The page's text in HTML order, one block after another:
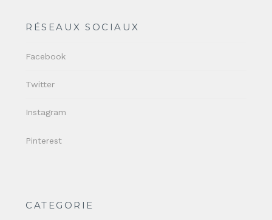
RÉSEAUX SOCIAUX
Facebook
Twitter
Instagram
Pinterest
CATEGORIE